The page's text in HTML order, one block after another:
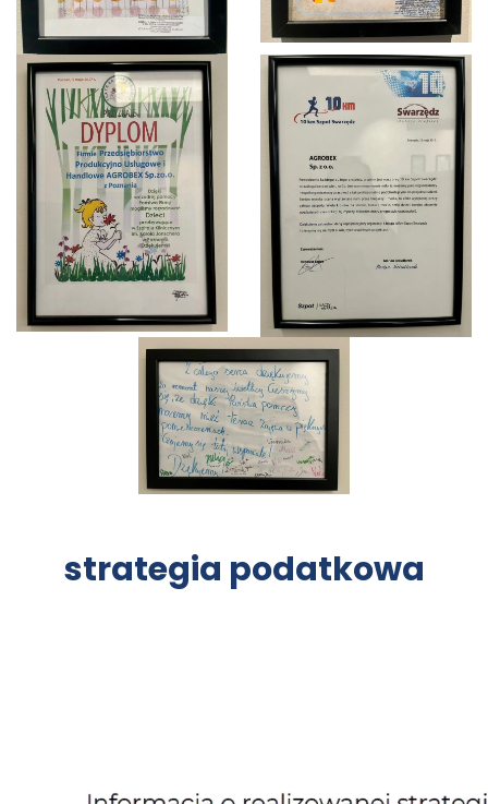
strategia podatkowa